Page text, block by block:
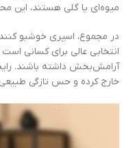
میوه‌ای یا گلی هستند، این
در مجموع، اسپری خوشبو
انتخابی عالی برای کسانی
آرامش‌بخش داشته باشند.
خارج کرده و حس تازگی طبیعی